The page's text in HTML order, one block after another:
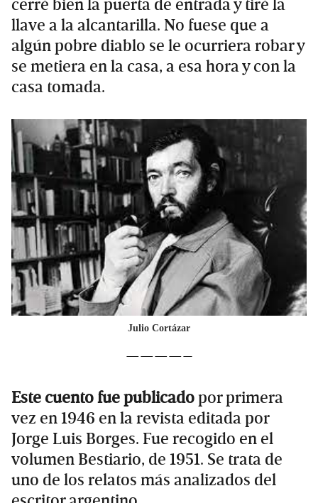
cerré bien la puerta de entrada y tiré la
llave a la alcantarilla. No fuese que a
algún pobre diablo se le ocurriera robar y
se metiera en la casa, a esa hora y con la
casa tomada.
Julio Cortázar
————–
Este cuento fue publicadopor primera
vez en 1946 en la revista editada por
Jorge Luis Borges. Fue recogido en el
volumen Bestiario, de 1951. Se trata de
uno de los relatos más analizados del